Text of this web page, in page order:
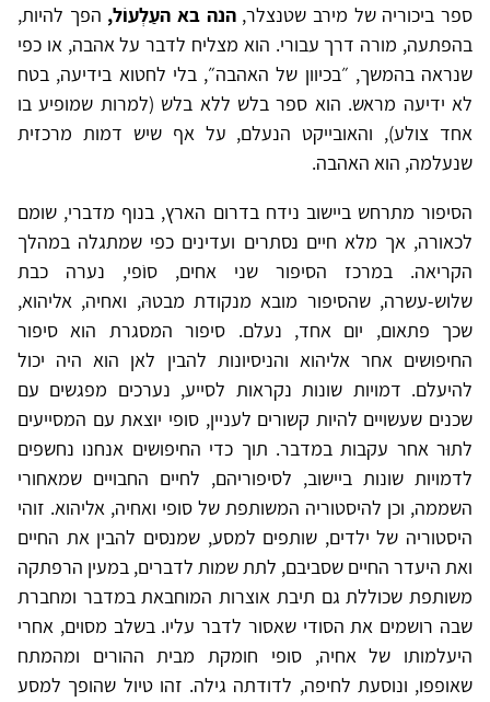
ספר ביכוריה של מירב שטנצלר, הנה בא העַלְעוֹל, הפך להיות,
בהפתעה, מורה דרך עבורי. הוא מצליח לדבר על אהבה, או כפי
שנראה בהמשך, ״בכיוון של האהבה״, בלי לחטוא בידיעה, בטח
לא ידיעה מראש. הוא ספר בלש ללא בלש (למרות שמופיע בו
אחד צולע), והאובייקט הנעלם, על אף שיש דמות מרכזית
שנעלמה, הוא האהבה.
הסיפור מתרחש ביישוב נידח בדרום הארץ, בנוף מדברי, שומם
לכאורה, אך מלא חיים נסתרים ועדינים כפי שמתגלה במהלך
הקריאה. במרכז הסיפור שני אחים, סוֹפי, נערה כבת
שלוש-עשרה, שהסיפור מובא מנקודת מבטהּ, ואחיה, אליהוא,
שכך פתאום, יום אחד, נעלם. סיפור המסגרת הוא סיפור
החיפושים אחר אליהוא והניסיונות להבין לאן הוא היה יכול
להיעלם. דמויות שונות נקראות לסייע, נערכים מפגשים עם
שכנים שעשויים להיות קשורים לעניין, סופי יוצאת עם המסייעים
לתוּר אחר עקבות במדבר. תוך כדי החיפושים אנחנו נחשפים
לדמויות שונות ביישוב, לסיפוריהם, לחיים החבויים שמאחורי
השממה, וכן להיסטוריה המשותפת של סופי ואחיה, אליהוא. זוהי
היסטוריה של ילדים, שותפים למסע, שמנסים להבין את החיים
ואת היעדר החיים שסביבם, לתת שמות לדברים, במעין הרפתקה
משותפת שכוללת גם תיבת אוצרות המוחבאת במדבר ומחברת
שבה רושמים את הסודי שאסור לדבר עליו. בשלב מסוים, אחרי
היעלמותו של אחיה, סופי חומקת מבית ההורים ומהמתח
שאופפו, ונוסעת לחיפה, לדודתה גילה. זהו טיול שהופך למסע